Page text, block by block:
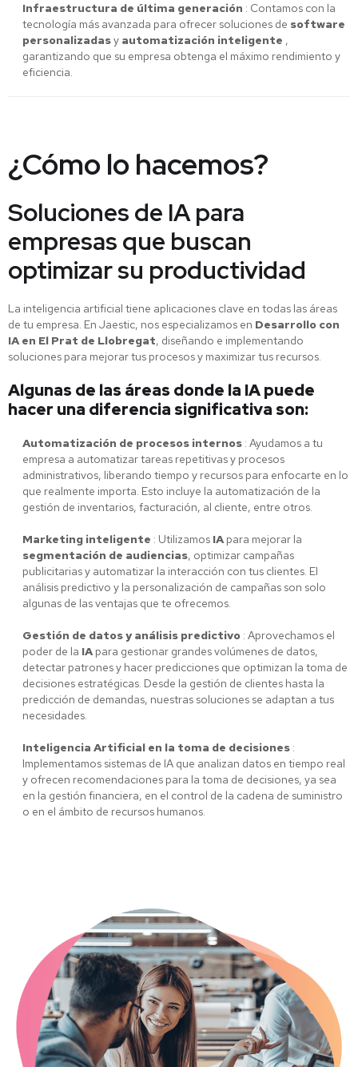
Infraestructura de última generación : Contamos con la
tecnología más avanzada para ofrecer soluciones de software
personalizadasy automatización inteligente ,
garantizando que su empresa obtenga el máximo rendimiento y
eficiencia.
¿Cómo lo hacemos?
Soluciones de IA para
empresas que buscan
optimizar su productividad
La inteligencia artificial tiene aplicaciones clave en todas las áreas
de tu empresa. En Jaestic, nos especializamos en Desarrollo con
IA en El Prat de Llobregat, diseñando e implementando
soluciones para mejorar tus procesos y maximizar tus recursos.
Algunas de las áreas donde la IA puede
hacer una diferencia significativa son:
Automatización de procesos internos : Ayudamos a tu
empresa a automatizar tareas repetitivas y procesos
administrativos, liberando tiempo y recursos para enfocarte en lo
que realmente importa. Esto incluye la automatización de la
gestión de inventarios, facturación, al cliente, entre otros.
Marketing inteligente : Utilizamos IApara mejorar la
segmentación de audiencias, optimizar campañas
publicitarias y automatizar la interacción con tus clientes. El
análisis predictivo y la personalización de campañas son solo
algunas de las ventajas que te ofrecemos.
Gestión de datos y análisis predictivo : Aprovechamos el
poder de la IApara gestionar grandes volúmenes de datos,
detectar patrones y hacer predicciones que optimizan la toma de
decisiones estratégicas. Desde la gestión de clientes hasta la
predicción de demandas, nuestras soluciones se adaptan a tus
necesidades.
Inteligencia Artificial en la toma de decisiones :
Implementamos sistemas de IA que analizan datos en tiempo real
y ofrecen recomendaciones para la toma de decisiones, ya sea
en la gestión financiera, en el control de la cadena de suministro
o en el ámbito de recursos humanos.